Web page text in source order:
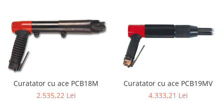
Chei pneumatice cu impact
Ciocane daltuitoare pneumatice
Clesti pneumatici
Compactoare pneumatice
Curatatoare cu ace
Masini de filetat
Curatator cu ace PCB18M
2.535,22 Lei
Curatator cu ace PCB19MV
4.333,21 Lei